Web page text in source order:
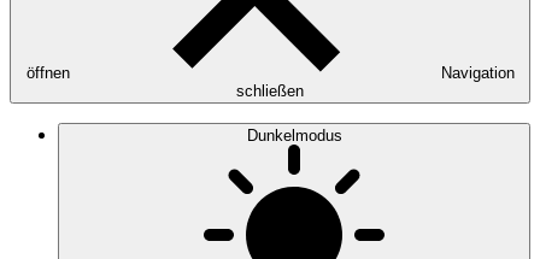
öffnen
Navigation
schließen
Dunkelmodus